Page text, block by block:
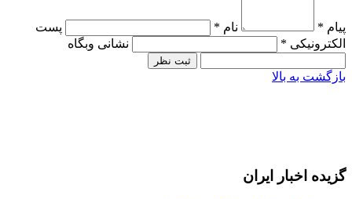
پیام * نام *
پست
الکترونیکی *
نشانی وبگاه
بازگشت به بالا
گزیده اخبار ایران